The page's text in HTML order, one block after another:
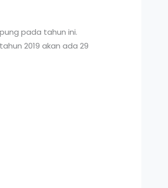
pada tahun ini.
2019 akan ada 29